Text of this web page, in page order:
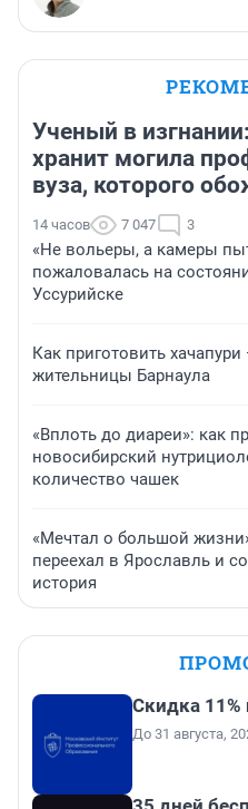
Ученый в
хранит могила
вуза, которого
14 часов 7 047 3
«Не вольеры, а камеры
пожаловалась на
Уссурийске
Как приготовить
жительницы Барнаула
«Вплоть до диареи»: как
новосибирский
количество чашек
«Мечтал о большой
переехал в Ярославль и
история
Скидка 11%
До 31 августа,